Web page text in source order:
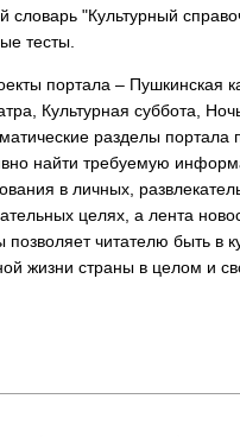
словарь "Культурный
тесты.
портала – Пушкинская
Культурная суббота,
разделы портала
найти требуемую
в личных,
целях, а лента
позволяет читателю быть в
жизни страны в целом и